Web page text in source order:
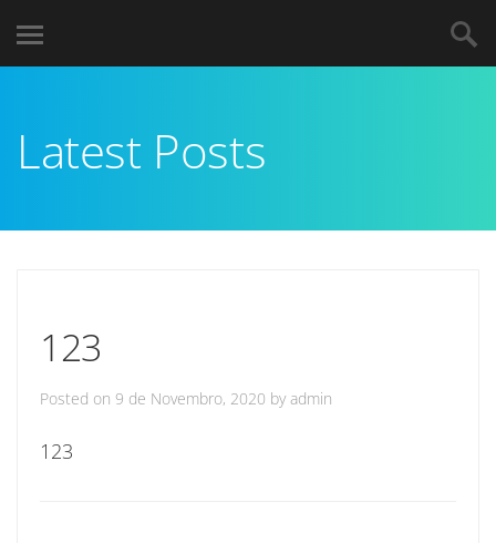
Latest Posts
123
Posted on 9 de Novembro, 2020 byadmin
123